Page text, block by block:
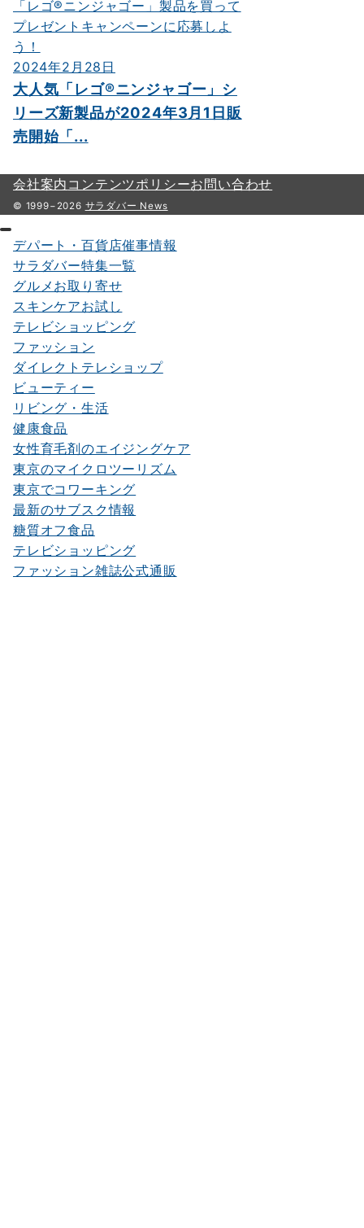
2024年2月28日
大人気「レゴ®ニンジャゴー」シ
リーズ新製品が2024年3月1日販
売開始「...
会社案内 コンテンツポリシーお問い合わせ
© 1999−2026 サラダバー News
デパート・百貨店催事情報
サラダバー特集一覧
グルメお取り寄せ
スキンケアお試し
テレビショッピング
ファッション
ダイレクトテレショップ
ビューティー
リビング・生活
健康食品
女性育毛剤のエイジングケア
東京のマイクロツーリズム
東京でコワーキング
最新のサブスク情報
糖質オフ食品
テレビショッピング
ファッション雑誌公式通販